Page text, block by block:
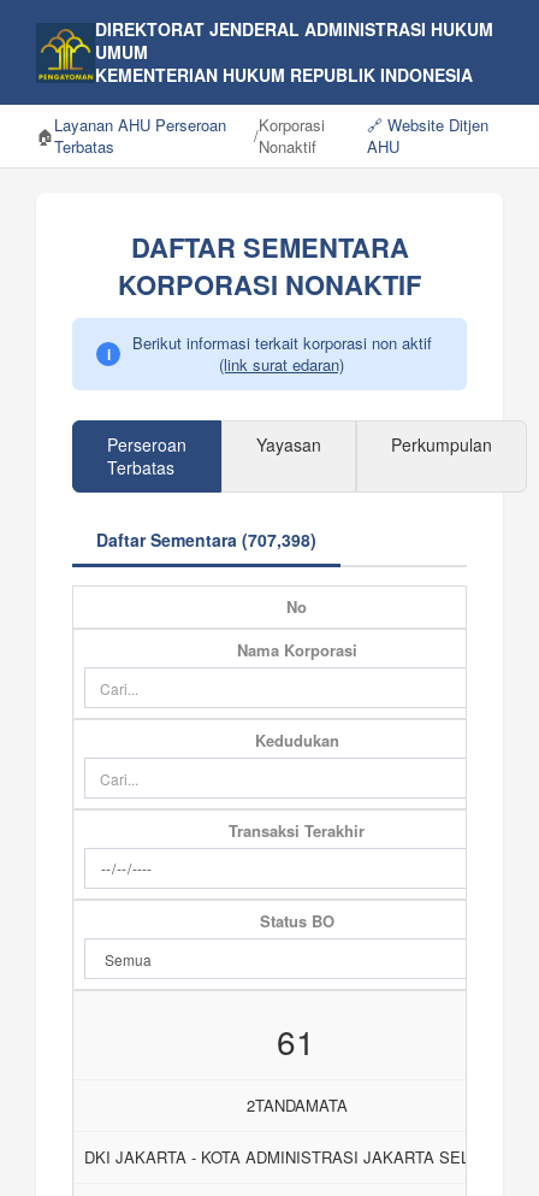
DIREKTORAT JENDERAL ADMINISTRASI HUKUM
UMUM
KEMENTERIAN HUKUM REPUBLIK INDONESIA
🏠Layanan AHU Perseroan
Terbatas
/Korporasi
Nonaktif
🔗 Website Ditjen
AHU
DAFTAR SEMENTARA
KORPORASI NONAKTIF
i
Berikut informasi terkait korporasi non aktif
(link surat edaran)
Perseroan
Terbatas
Yayasan Perkumpulan
Daftar Sementara (707,398)
No
Nama Korporasi
Kedudukan
Transaksi Terakhir
Status BO
61
2TANDAMATA
DKI JAKARTA - KOTA ADMINISTRASI JAKARTA SELATAN